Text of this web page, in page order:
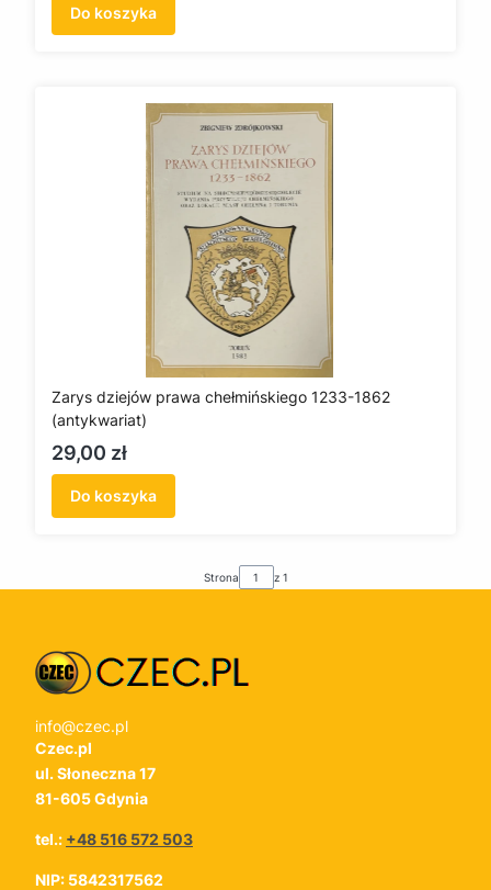
Do koszyka
Zarys dziejów prawa chełmińskiego 1233-1862
(antykwariat)
Cena
29,00 zł
Do koszyka
Strona z 1
info@czec.pl
Czec.pl
ul. Słoneczna 17
81-605 Gdynia
tel.: +48 516 572 503
NIP: 5842317562